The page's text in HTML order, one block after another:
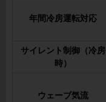
年間冷房運転対応
サイレント制御（冷房
時）
ウェーブ気流